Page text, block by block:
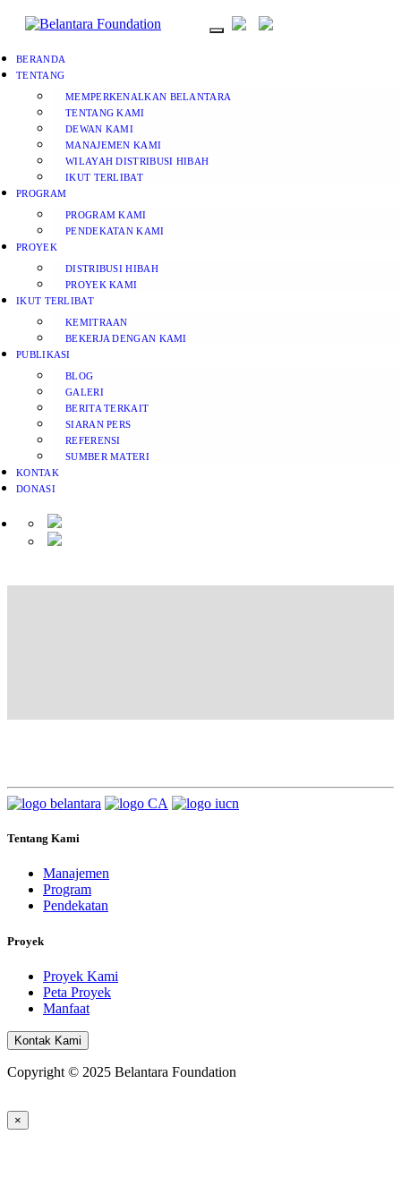
BERANDA
TENTANG
MEMPERKENALKAN BELANTARA
TENTANG KAMI
DEWAN KAMI
MANAJEMEN KAMI
WILAYAH DISTRIBUSI HIBAH
IKUT TERLIBAT
PROGRAM
PROGRAM KAMI
PENDEKATAN KAMI
PROYEK
DISTRIBUSI HIBAH
PROYEK KAMI
IKUT TERLIBAT
KEMITRAAN
BEKERJA DENGAN KAMI
PUBLIKASI
BLOG
GALERI
BERITA TERKAIT
SIARAN PERS
REFERENSI
SUMBER MATERI
KONTAK
DONASI
Tentang Kami
Manajemen
Program
Pendekatan
Proyek
Proyek Kami
Peta Proyek
Manfaat
Kontak Kami
Copyright © 2025 Belantara Foundation
×